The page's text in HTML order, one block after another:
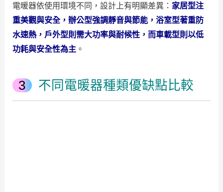
電暖器依使用環境不同，設計上有明顯差異： 家居型注
重美觀與安全，辦公型強調靜音與節能，浴室型著重防
水速熱，戶外型則需大功率與耐候性，而車載型則以低
功耗與安全性為主 。
不同電暖器種類優缺點比較